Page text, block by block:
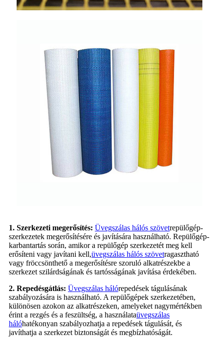
1. Szerkezeti megerősítés: Üvegszálas hálós szövetrepülőgép-
szerkezetek megerősítésére és javítására használható. Repülőgép-
karbantartás során, amikor a repülőgép szerkezetét meg kell
erősíteni vagy javítani kell,üvegszálas hálós szövetragasztható
vagy fröccsönthető a megerősítésre szoruló alkatrészekbe a
szerkezet szilárdságának és tartósságának javítása érdekében.
2. Repedésgátlás: Üvegszálas hálórepedések tágulásának
szabályozására is használható. A repülőgépek szerkezetében,
különösen azokon az alkatrészeken, amelyeket nagymértékben
érint a rezgés és a feszültség, a használataüvegszálas
hálóhatékonyan szabályozhatja a repedések tágulását, és
javíthatja a szerkezet biztonságát és megbízhatóságát.